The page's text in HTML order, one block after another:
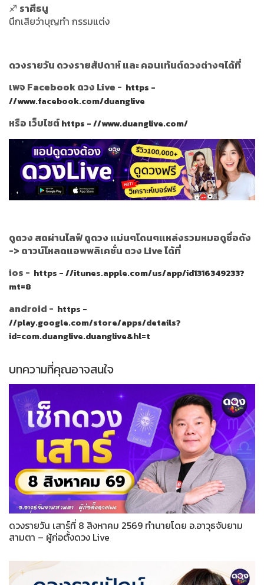
♐ ราศีธนู
นึกเสียว่าบุญทำ กรรมแต่ง
ดวงรายวัน ดวงรายสัปดาห์ และ คอนเท้นต์ดวงต่างๆได้ที่
เพจ Facebook ดวง Live - https -
//www.facebook.com/duanglive
หรือ เว็บไซต์https - //www.duanglive.com/
ดูดวง สดผ่านไลฟ์ ดูดวง แม่นๆโดนๆแหล่งรวมหมอดูชื่อดัง
-> ดาวน์โหลดแอพพลิเคชั่น ดวง Live ได้ที่
ios - https - //itunes.apple.com/us/app/id1316349233?
mt=8
android - https -
//play.google.com/store/apps/details?
id=com.duanglive.duanglive&hl=t
บทความที่คุณอาจสนใจ
ดวงรายวัน เสาร์ที่ 8 สิงหาคม 2569 ทำนายโดย อ.อาวุธจับยาม
สามตา – ผู้ก่อตั้งดวง Live